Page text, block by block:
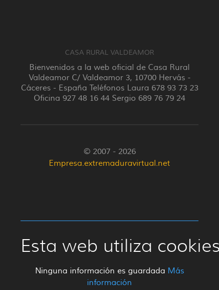
CASA RURAL VALDEAMOR
Bienvenidos a la web oficial de Casa Rural
Valdeamor C/ Valdeamor 3, 10700 Hervás -
Cáceres - España Teléfonos Laura 678 93 73 23
Oficina 927 48 16 44 Sergio 689 76 79 24
© 2007 - 2026
Empresa.extremaduravirtual.net
Esta web utiliza
Ninguna información es guardada Más
información